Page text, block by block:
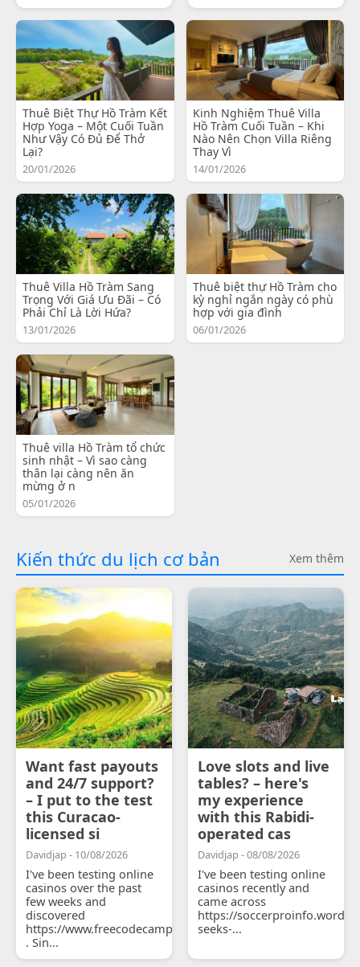
Thuê Biệt Thự Hồ Tràm Kết
Hợp Yoga – Một Cuối Tuần
Như Vậy Có Đủ Để Thở
Lại?
20/01/2026
Kinh Nghiệm Thuê Villa
Hồ Tràm Cuối Tuần – Khi
Nào Nên Chọn Villa Riêng
Thay Vì
14/01/2026
Thuê Villa Hồ Tràm Sang
Trọng Với Giá Ưu Đãi – Có
Phải Chỉ Là Lời Hứa?
13/01/2026
Thuê biệt thự Hồ Tràm cho
kỳ nghỉ ngắn ngày có phù
hợp với gia đình
06/01/2026
Thuê villa Hồ Tràm tổ chức
sinh nhật – Vì sao càng
thân lại càng nên ăn
mừng ở n
05/01/2026
Kiến thức du lịch cơ bản Xem thêm
Want fast payouts
and 24/7 support?
– I put to the test
this Curacao-
licensed si
Davidjap - 10/08/2026
I've been testing online
casinos over the past
few weeks and
discovered
https://www.freecodecamp.org/anthoniadyv8i
. Sin...
Love slots and live
tables? – here's
my experience
with this Rabidi-
operated cas
Davidjap - 08/08/2026
I've been testing online
casinos recently and
came across
https://
seeks-...